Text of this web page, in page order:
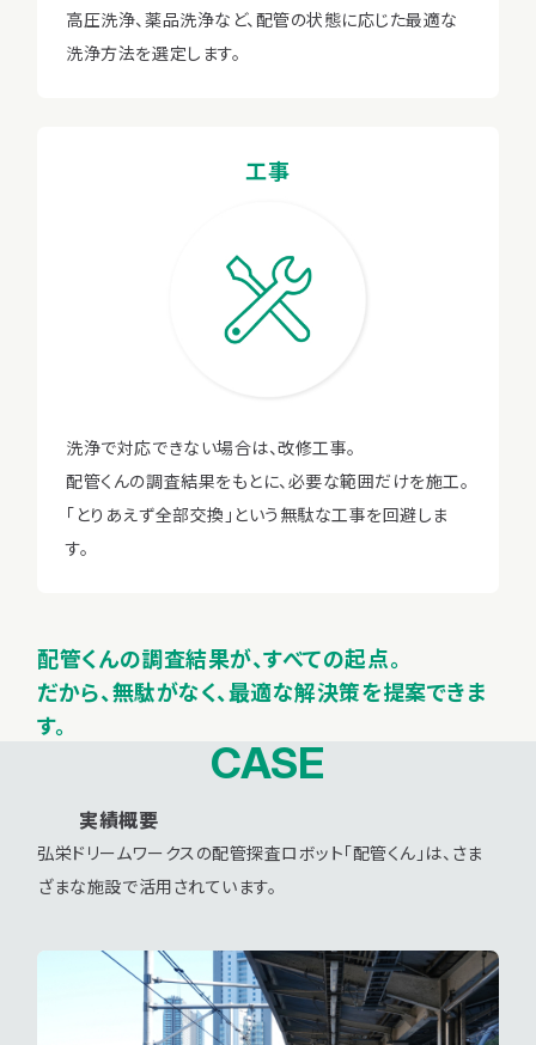
高圧洗浄、薬品洗浄など、配管の状態に応じた最適な
洗浄方法を選定します。
工事
洗浄で対応できない場合は、改修工事。
配管くんの調査結果をもとに、必要な範囲だけを施工。
「とりあえず全部交換」という無駄な工事を回避しま
す。
配管くんの調査結果が、すべての起点。
だから、無駄がなく、最適な解決策を提案できま
す。
CASE
実績概要
弘栄ドリームワークスの配管探査ロボット「配管くん」は、さま
ざまな施設で活用されています。